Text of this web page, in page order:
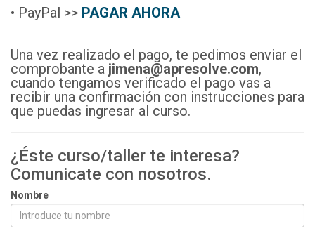
• PayPal >> PAGAR AHORA
Una vez realizado el pago, te pedimos enviar el
comprobante a jimena@apresolve.com,
cuando tengamos verificado el pago vas a
recibir una confirmación con instrucciones para
que puedas ingresar al curso.
¿Éste curso/taller te interesa?
Comunicate con nosotros.
Nombre